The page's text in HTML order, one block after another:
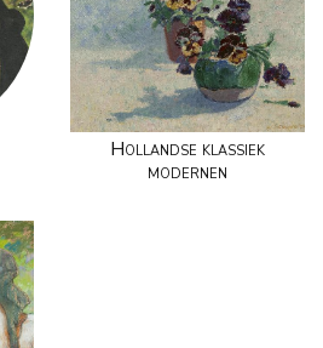
Hollandse klassiek
modernen